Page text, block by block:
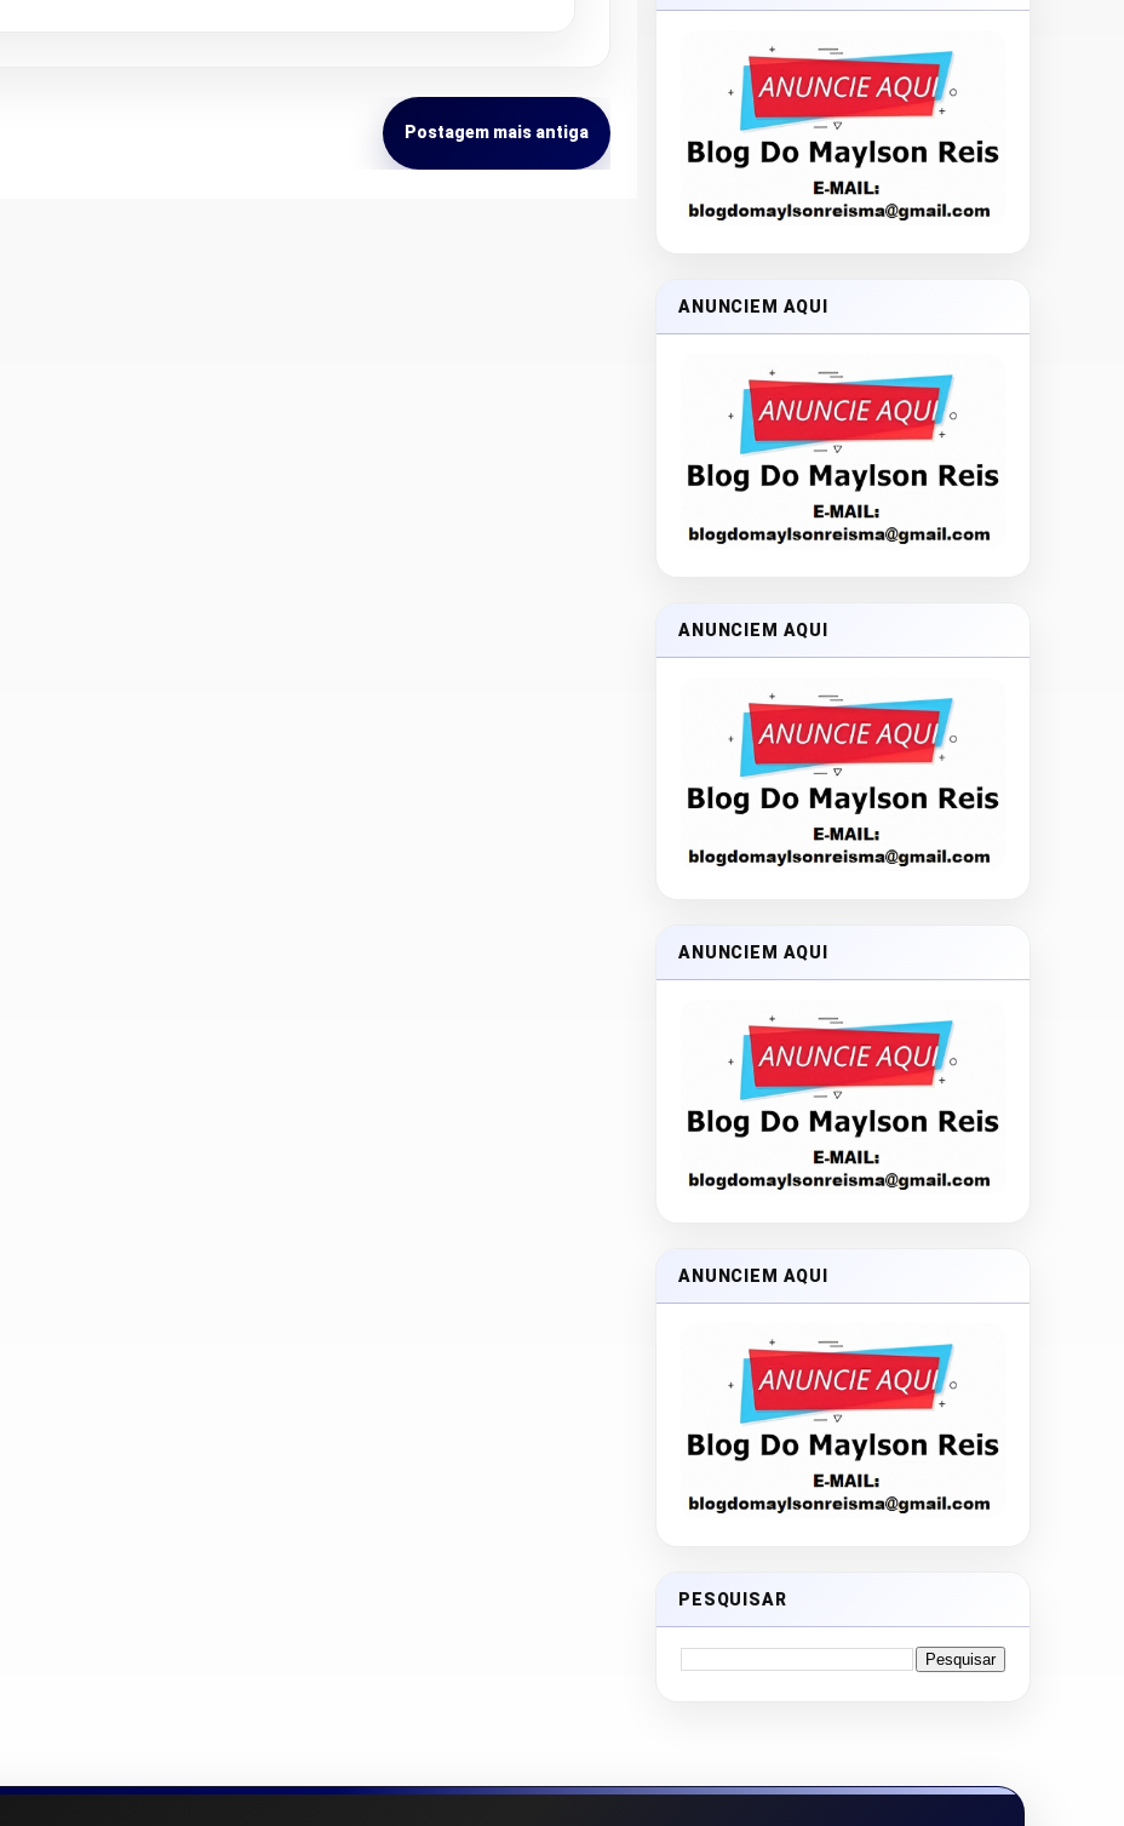
Postagem mais antiga
ANUNCIEM AQUI
ANUNCIEM AQUI
ANUNCIEM AQUI
ANUNCIEM AQUI
PESQUISAR